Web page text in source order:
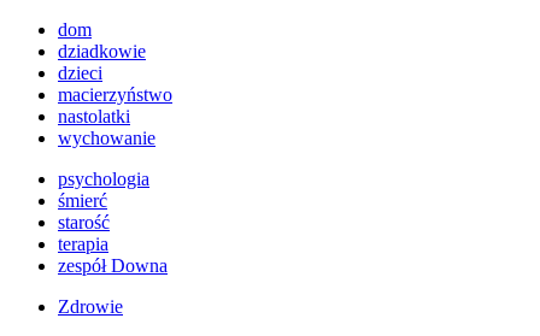
dom
dziadkowie
dzieci
macierzyństwo
nastolatki
wychowanie
psychologia
śmierć
starość
terapia
zespół Downa
Zdrowie